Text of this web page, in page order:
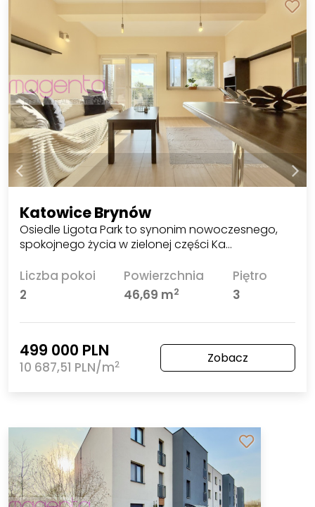
Katowice Brynów
Osiedle Ligota Park to synonim nowoczesnego,
spokojnego życia w zielonej części Ka…
Liczba pokoi
2
Powierzchnia
46,69 m2
Piętro
3
499 000 PLN
10 687,51 PLN/m2 Zobacz